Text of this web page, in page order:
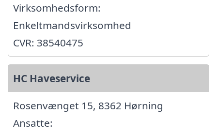
Virksomhedsform:
Enkeltmandsvirksomhed
CVR: 38540475
HC Haveservice
Rosenvænget 15, 8362 Hørning
Ansatte: